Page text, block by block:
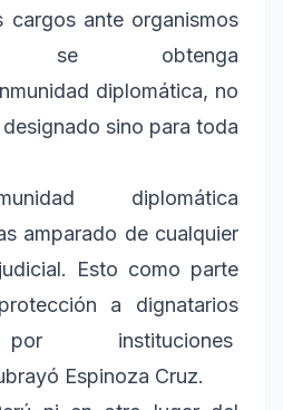
cargos ante organismos
se obtenga
diplomática, no
sino para toda
diplomática
amparado de cualquier
Esto como parte
a dignatarios
instituciones
Espinoza Cruz.